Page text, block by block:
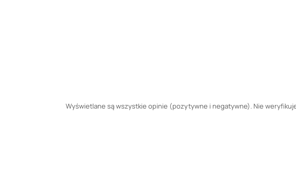
Wyświetlane są wszystkie opinie (pozytywne i negatywne). Nie